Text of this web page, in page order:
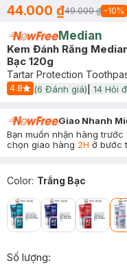
44.000 ₫49.000 ₫ -10%
Median
Kem Đánh Răng
Bạc 120g
Tartar Protection
4.8
Start Icon
(6 Đánh giá) 14 Hỏi
Giao Nhanh
Bạn muốn nhận hàng trước
chọn giao hàng 2H ở bước
Color: Trắng Bạc
Số lượng: